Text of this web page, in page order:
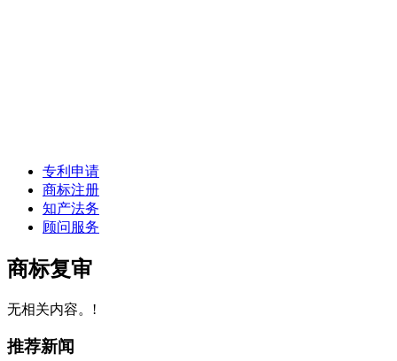
专利申请
商标注册
知产法务
顾问服务
商标复审
无相关内容。!
推荐新闻